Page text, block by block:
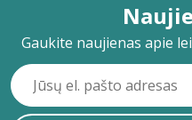
Gaukite naujienas apie